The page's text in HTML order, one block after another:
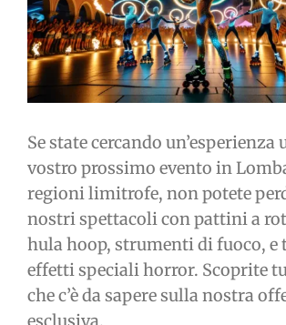
Se state cercando un’esperienza
vostro prossimo evento in
regioni limitrofe, non potete
nostri spettacoli con pattini a
hula hoop, strumenti di fuoco, e
effetti speciali horror. Scoprite
che c’è da sapere sulla nostra